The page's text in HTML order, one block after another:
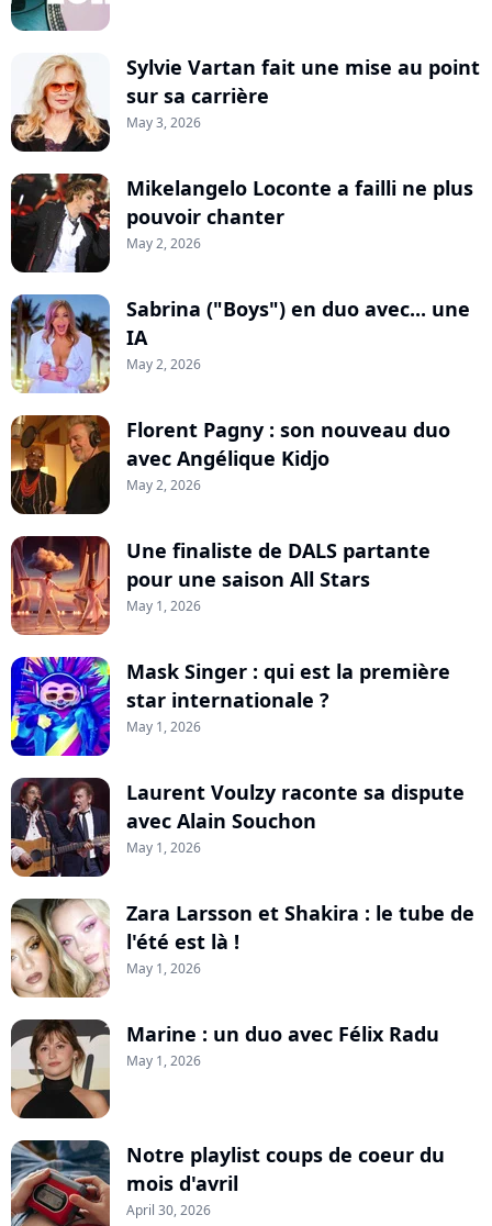
Sylvie Vartan fait une mise au point
sur sa carrière
May 3, 2026
Mikelangelo Loconte a failli ne plus
pouvoir chanter
May 2, 2026
Sabrina ("Boys") en duo avec... une
IA
May 2, 2026
Florent Pagny : son nouveau duo
avec Angélique Kidjo
May 2, 2026
Une finaliste de DALS partante
pour une saison All Stars
May 1, 2026
Mask Singer : qui est la première
star internationale ?
May 1, 2026
Laurent Voulzy raconte sa dispute
avec Alain Souchon
May 1, 2026
Zara Larsson et Shakira : le tube de
l'été est là !
May 1, 2026
Marine : un duo avec Félix Radu
May 1, 2026
Notre playlist coups de coeur du
mois d'avril
April 30, 2026